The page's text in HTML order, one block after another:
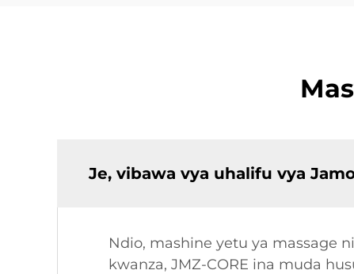
Je, vibawa vya uhalifu vya
Ndio, mashine yetu ya massage
kwanza, JMZ-CORE ina muda